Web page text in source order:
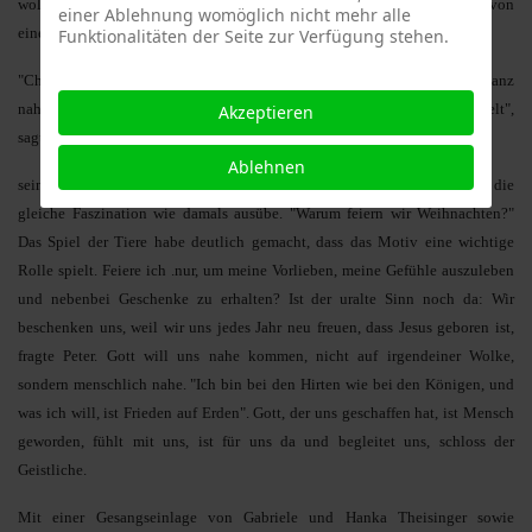
wolle man Akzente setzen und das weihnacht­liche Geschehen einmal von
einer anderen, kritischen Seite betrach­ten, meinte Diakon Peter.
"Christ ist geboren. Gott kommt auf die Erde, er kommt den Men­schen ganz
nahe, eine Botschaft, die die Menschen in und um Bethlehem in Atem hielt",
sagte der Diakon in
seiner Predigt. Heute müsse man sich fragen, ob diese Botschaft noch die
gleiche Faszination wie damals ausübe. "Warum feiern wir Weih­nachten?"
Das Spiel der Tiere habe deutlich gemacht, dass das Motiv eine wichtige
Rolle spielt. Feiere ich .nur, um meine Vorlieben, meine Ge­fühle auszuleben
und nebenbei Ge­schenke zu erhalten? Ist der uralte Sinn noch da: Wir
beschenken uns, weil wir uns jedes Jahr neu freuen, dass Jesus geboren ist,
fragte Peter. Gott will uns nahe kommen, nicht auf irgendeiner Wolke,
sondern menschlich nahe. "Ich bin bei den Hirten wie bei den Königen, und
was ich will, ist Frieden auf Erden". Gott, der uns geschaffen hat, ist Mensch
geworden, fühlt mit uns, ist für uns da und begleitet uns, schloss der
Geistliche.
Mit einer Gesangseinlage von Gabriele und Hanka Theisinger so­wie
einer Ablehnung womöglich nicht mehr alle
Funktionalitäten der Seite zur Verfügung stehen.
Akzeptieren
Ablehnen